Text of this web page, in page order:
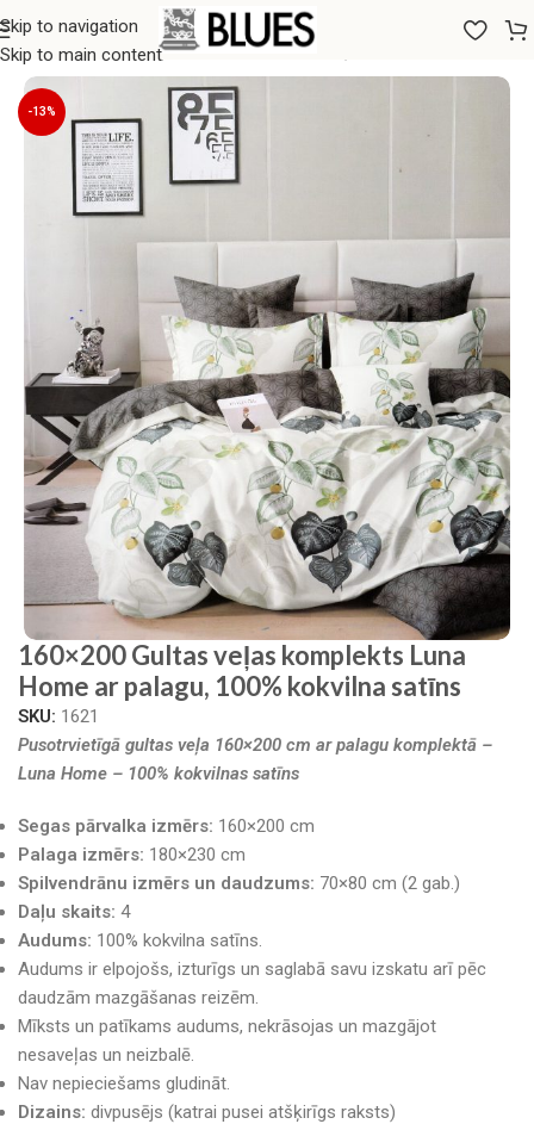
Skip to navigation
Skip to main content
Sākums/Gultas veļa/160x200 GULTAS VEĻAS KOMPLEKTI
-13%
160×200 Gultas veļas komplekts Luna
Home ar palagu, 100% kokvilna satīns
SKU: 1621
Pusotrvietīgā gultas veļa 160×200 cm ar palagu komplektā –
Luna Home – 100% kokvilnas satīns
Segas pārvalka izmērs: 160×200 cm
Palaga izmērs: 180×230 cm
Spilvendrānu izmērs un daudzums: 70×80 cm (2 gab.)
Daļu skaits: 4
Audums: 100% kokvilna satīns.
Audums ir elpojošs, izturīgs un saglabā savu izskatu arī pēc
daudzām mazgāšanas reizēm.
Mīksts un patīkams audums, nekrāsojas un mazgājot
nesaveļas un neizbalē.
Nav nepieciešams gludināt.
Dizains: divpusējs (katrai pusei atšķirīgs raksts)